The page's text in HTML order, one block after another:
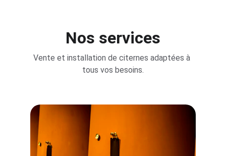
Nos services
Vente et installation de citernes adaptées à
tous vos besoins.